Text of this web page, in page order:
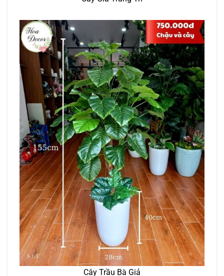
Cây Trầu Bà Giả